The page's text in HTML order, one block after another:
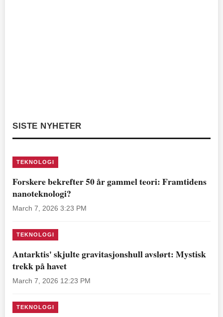
SISTE NYHETER
TEKNOLOGI
Forskere bekrefter 50 år gammel teori: Framtidens
nanoteknologi?
March 7, 2026 3:23 PM
TEKNOLOGI
Antarktis' skjulte gravitasjonshull avslørt: Mystisk
trekk på havet
March 7, 2026 12:23 PM
TEKNOLOGI